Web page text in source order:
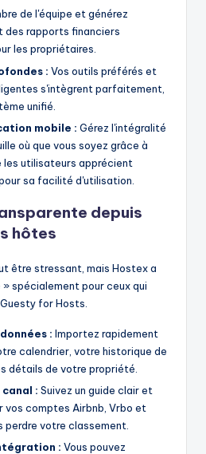
de l'équipe et générez
des rapports financiers
les propriétaires.
: Vos outils préférés et
s'intègrent parfaitement,
unifié.
mobile : Gérez l'intégralité
où que vous soyez grâce à
les utilisateurs apprécient
sa facilité d'utilisation.
depuis
hôtes
être stressant, mais Hostex a
spécialement pour ceux qui
for Hosts.
: Importez rapidement
calendrier, votre historique de
détails de votre propriété.
canal : Suivez un guide clair et
vos comptes Airbnb, Vrbo et
perdre votre classement.
: Vous pouvez